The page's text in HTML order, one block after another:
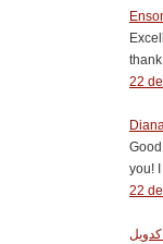
22
you!
22